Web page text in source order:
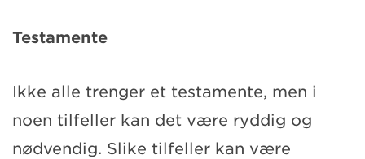
Testamente
Ikke alle trenger et testamente, men i
noen tilfeller kan det være ryddig og
nødvendig. Slike tilfeller kan være